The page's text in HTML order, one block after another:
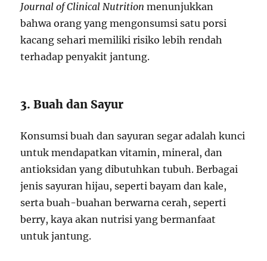
Journal of Clinical Nutrition menunjukkan
bahwa orang yang mengonsumsi satu porsi
kacang sehari memiliki risiko lebih rendah
terhadap penyakit jantung.
3. Buah dan Sayur
Konsumsi buah dan sayuran segar adalah kunci
untuk mendapatkan vitamin, mineral, dan
antioksidan yang dibutuhkan tubuh. Berbagai
jenis sayuran hijau, seperti bayam dan kale,
serta buah-buahan berwarna cerah, seperti
berry, kaya akan nutrisi yang bermanfaat
untuk jantung.